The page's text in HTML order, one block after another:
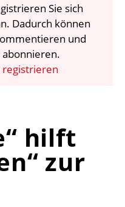
Sie sich
Dadurch können
und
registrieren
hilft
zur